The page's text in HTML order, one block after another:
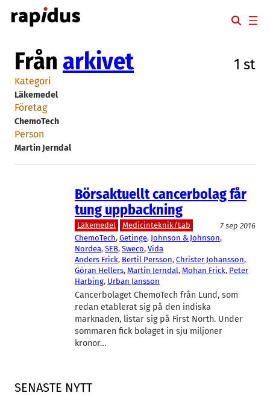
Hoppa
till
SENASTE NYTT
Från arkivet 1 st
Kategori
Läkemedel
Företag
ChemoTech
Person
Martin Jerndal
Börsaktuellt cancerbolag får
tung uppbackning
Läkemedel Medicinteknik/Lab
7 sep 2016
ChemoTech, Getinge, Johnson & Johnson
Nordea, SEB, Sweco, Vida
Anders Frick, Bertil Persson, Christer Johansson
Göran Hellers, Martin Jerndal, Mohan Frick, Peter
Harbing, Urban Jansson
Cancerbolaget ChemoTech från Lund, som
redan etablerat sig på den indiska
marknaden, listar sig på First North. Under
sommaren fick bolaget in sju miljoner
kronor…